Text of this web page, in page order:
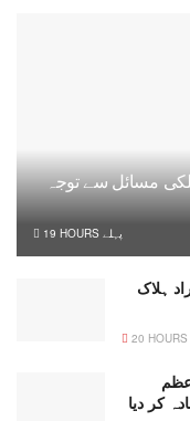
مسائل سے توجہ
19 HOURS پہلے
ہلاک
کر دیا